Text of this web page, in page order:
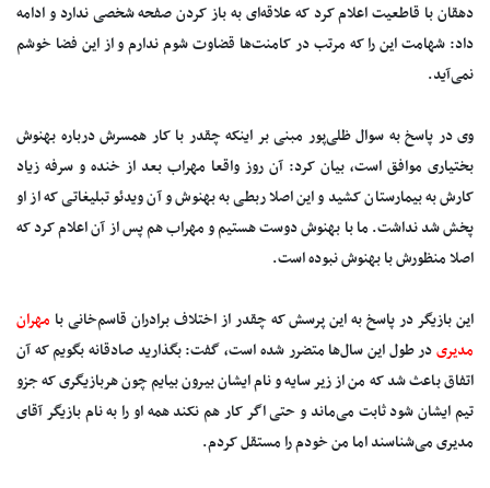
دهقان با قاطعیت اعلام کرد که علاقه‌ای به باز کردن صفحه شخصی ندارد و ادامه
داد: شهامت این را که مرتب در کامنت‌ها قضاوت شوم ندارم و از این فضا خوشم
نمی‌آید.
وی در پاسخ به سوال ظلی‌پور مبنی بر اینکه چقدر با کار همسرش درباره بهنوش
بختیاری موافق است، بیان کرد: آن روز واقعا مهراب بعد از خنده و سرفه زیاد
کارش به بیمارستان کشید و این اصلا ربطی به بهنوش و آن ویدئو تبلیغاتی که از او
پخش شد نداشت. ما با بهنوش دوست هستیم و مهراب هم پس از آن اعلام کرد که
اصلا منظورش با بهنوش نبوده است.
این بازیگر در پاسخ به این پرسش که چقدر از اختلاف برادران قاسم‌خانی با مهران
مدیریدر طول این سال‌ها متضرر شده است، گفت: بگذارید صادقانه بگویم که آن
اتفاق باعث شد که من از زیر سایه و نام ایشان بیرون بیایم چون هربازیگری که جزو
تیم ایشان شود ثابت می‌ماند و حتی اگر کار هم نکند همه او را به نام بازیگر آقای
مدیری می‌شناسند اما من خودم را مستقل کردم.